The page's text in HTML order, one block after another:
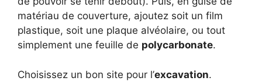
matériau de couverture, ajoutez soit un film
plastique, soit une plaque alvéolaire, ou tout
simplement une feuille de polycarbonate.
Choisissez un bon site pour l’excavation.